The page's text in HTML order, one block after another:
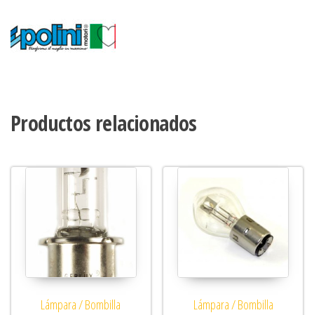
Productos relacionados
Lámpara / Bombilla
Lámpara / Bombilla